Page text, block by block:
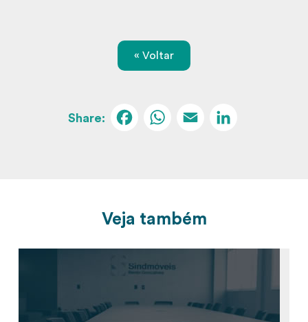
« Voltar
Facebook
WhatsApp
Email
Veja também